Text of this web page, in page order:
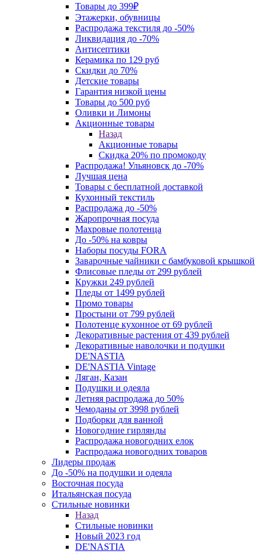
Товары до 399₽
Этажерки, обувницы
Распродажа текстиля до -50%
Ликвидация до -70%
Антисептики
Керамика по 129 руб
Скидки до 70%
Детские товары
Гарантия низкой цены
Товары до 500 руб
Оливки и Лимоны
Акционные товары
Назад
Акционные товары
Скидка 20% по промокоду
Распродажа! Ульяновск до -70%
Лучшая цена
Товары с бесплатной доставкой
Кухонный текстиль
Распродажа до -50%
Жаропрочная посуда
Махровые полотенца
До -50% на ковры
Наборы посуды FORA
Заварочные чайники с бамбуковой крышкой
Флисовые пледы от 299 рублей
Кружки 249 рублей
Пледы от 1499 рублей
Промо товары
Простыни от 799 рублей
Полотенце кухонное от 69 рублей
Декоративные растения от 439 рублей
Декоративные наволочки и подушки
DE'NASTIA
DE'NASTIA Vintage
Ляган, Казан
Подушки и одеяла
Летняя распродажа до 50%
Чемоданы от 3998 рублей
Подборки для ванной
Новогодние гирлянды
Распродажа новогодних елок
Распродажа новогодних товаров
Лидеры продаж
До -50% на подушки и одеяла
Восточная посуда
Итальянская посуда
Стильные новинки
Назад
Стильные новинки
Новый 2023 год
DE'NASTIA